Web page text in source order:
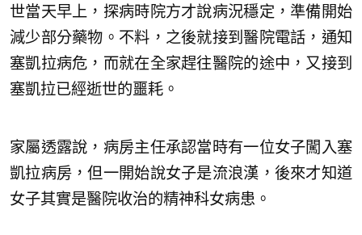
世當天早上，探病時院方才說病況穩定，準備開始
減少部分藥物。不料，之後就接到醫院電話，通知
塞凱拉病危，而就在全家趕往醫院的途中，又接到
塞凱拉已經逝世的噩耗。
家屬透露說，病房主任承認當時有一位女子闖入塞
凱拉病房，但一開始說女子是流浪漢，後來才知道
女子其實是醫院收治的精神科女病患。